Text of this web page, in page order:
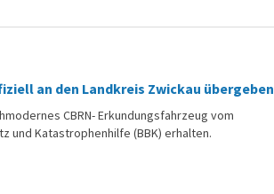
an den Landkreis Zwickau übergeben
CBRN- Erkundungsfahrzeug vom
und Katastrophenhilfe (BBK) erhalten.